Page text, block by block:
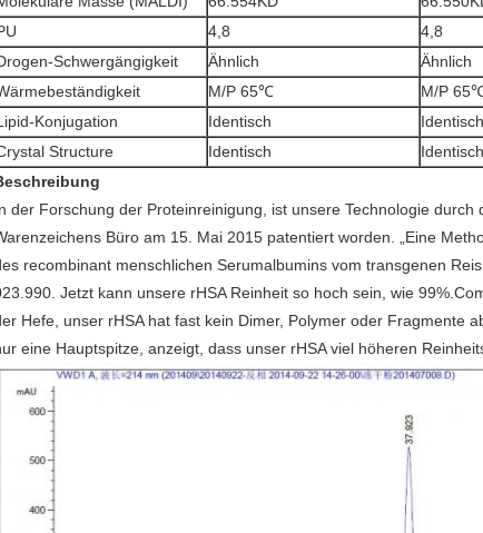
4,8
4,8
Schwergängigkeit
Ähnlich
Ähnlich
M/P 65℃
M/P
Konjugation
Identisch
Identisch
Structure
Identisch
Identisch
der Forschung der Proteinreinigung, ist unsere Technologie durch
Büro am 15. Mai 2015 patentiert worden. „Eine
recombinant menschlichen Serumalbumins vom transgenen
Jetzt kann unsere rHSA Reinheit so hoch sein, wie
Hefe, unser rHSA hat fast kein Dimer, Polymer oder Fragmente
eine Hauptspitze, anzeigt, dass unser rHSA viel höheren